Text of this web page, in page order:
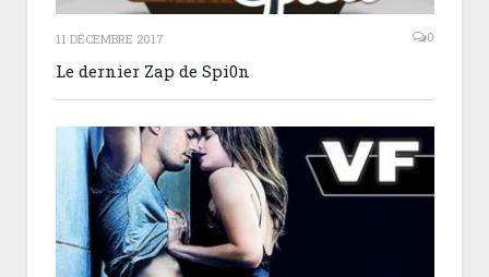
11 DÉCEMBRE 2017 0
Le dernier Zap de Spi0n